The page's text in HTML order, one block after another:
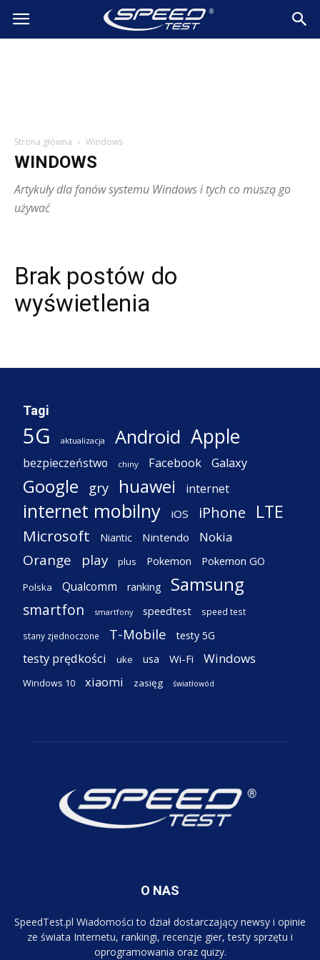
SpeedTest.pl
Strona główna Windows
WINDOWS
Artykuły dla fanów systemu Windows i tych co muszą go
używać
Brak postów do
wyświetlenia
Tagi
5G aktualizacja Android Apple
bezpieczeństwo chiny Facebook Galaxy
Google gry huawei internet
internet mobilny iOS iPhone LTE
Microsoft Niantic Nintendo Nokia
Orange play plus Pokemon Pokemon GO
Polska Qualcomm ranking Samsung
smartfon smartfony speedtest speed test
stany zjednoczone T-Mobile testy 5G
testy prędkości uke usa Wi-Fi Windows
Windows 10 xiaomi zasięg światłowód
O NAS
SpeedTest.pl Wiadomości to dział dostarczający newsy i opinie
ze świata Internetu, rankingi, recenzje gier, testy sprzętu i
oprogramowania oraz quizy.